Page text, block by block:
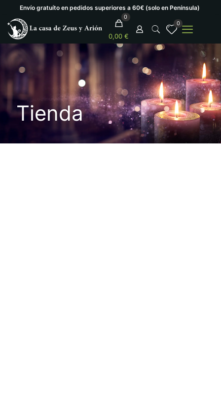
Envío gratuíto en pedidos superiores a 60€ (solo en Península)
0
0,00 €
0
Tienda